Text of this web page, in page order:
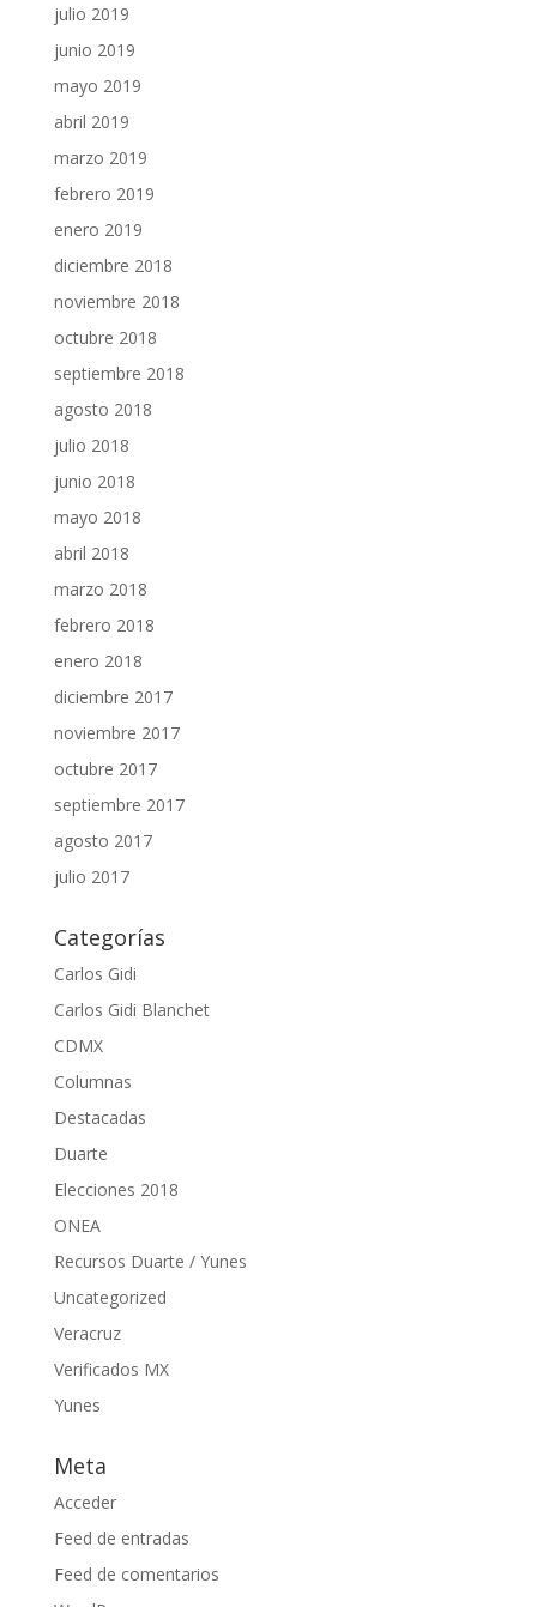
julio 2019
junio 2019
mayo 2019
abril 2019
marzo 2019
febrero 2019
enero 2019
diciembre 2018
noviembre 2018
octubre 2018
septiembre 2018
agosto 2018
julio 2018
junio 2018
mayo 2018
abril 2018
marzo 2018
febrero 2018
enero 2018
diciembre 2017
noviembre 2017
octubre 2017
septiembre 2017
agosto 2017
julio 2017
Categorías
Carlos Gidi
Carlos Gidi Blanchet
CDMX
Columnas
Destacadas
Duarte
Elecciones 2018
ONEA
Recursos Duarte / Yunes
Uncategorized
Veracruz
Verificados MX
Yunes
Meta
Acceder
Feed de entradas
Feed de comentarios